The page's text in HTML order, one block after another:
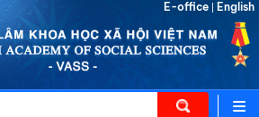
E-office English